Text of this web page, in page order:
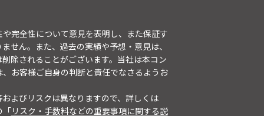
完全性について意見を表明し、また保証す
せん。また、過去の実績や予想・意見は、
除されることがございます。当社は本コン
お客様ご自身の判断と責任でなさるようお
よびリスクは異なりますので、詳しくは
「リスク・手数料などの重要事項に関する説